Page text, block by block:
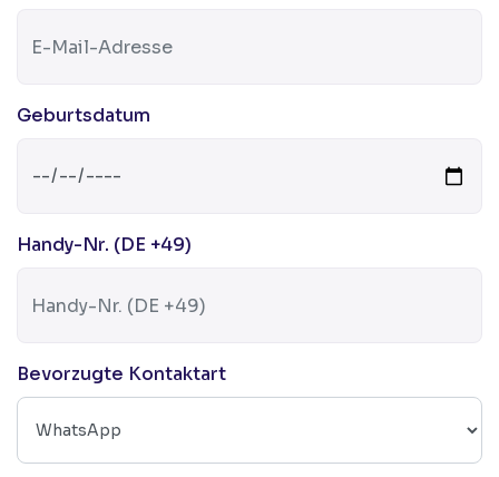
Geburtsdatum
Handy-Nr. (DE +49)
Bevorzugte Kontaktart